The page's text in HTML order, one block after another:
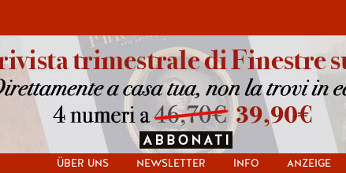
ÜBER UNS NEWSLETTER INFO ANZEIGE